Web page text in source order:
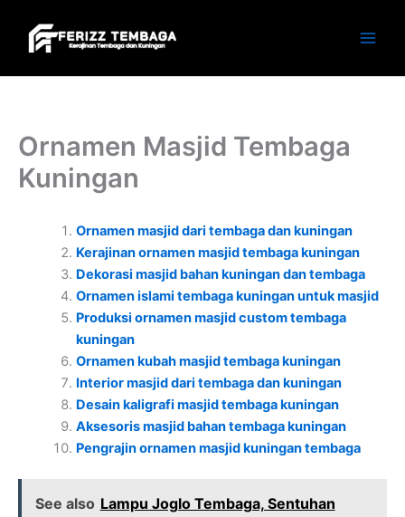
content
Ornamen Masjid Tembaga
Kuningan
Ornamen masjid dari tembaga dan kuningan
Kerajinan ornamen masjid tembaga kuningan
Dekorasi masjid bahan kuningan dan tembaga
Ornamen islami tembaga kuningan untuk masjid
Produksi ornamen masjid custom tembaga
kuningan
Ornamen kubah masjid tembaga kuningan
Interior masjid dari tembaga dan kuningan
Desain kaligrafi masjid tembaga kuningan
Aksesoris masjid bahan tembaga kuningan
Pengrajin ornamen masjid kuningan tembaga
See also Lampu Joglo Tembaga, Sentuhan